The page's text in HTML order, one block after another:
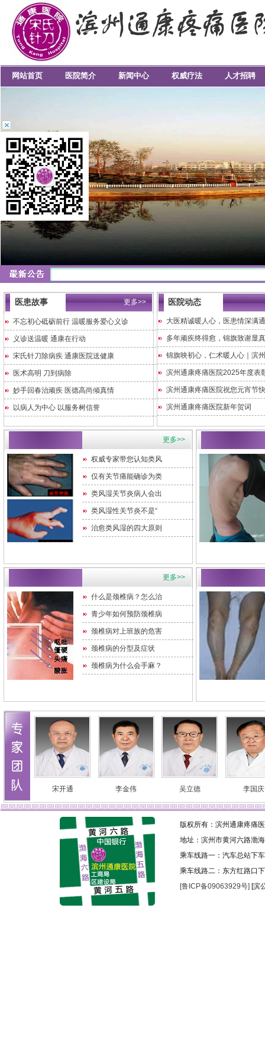
网站首页 医院简介 新闻中心 权威疗法 人才招聘
医患故事 更多>>
不忘初心砥砺前行 温暖服务爱心义诊
义诊送温暖 通康在行动
宋氏针刀除病疾 通康医院送健康
医术高明 刀到病除
妙手回春治顽疾 医德高尚倾真情
以病人为中心 以服务树信誉
医院动态
大医精诚暖人心，医患情深满
多年顽疾终得愈，锦旗致谢显
锦旗映初心，仁术暖人心｜滨
滨州通康疼痛医院2025年度表
滨州通康疼痛医院祝您元宵节
滨州通康疼痛医院新年贺词
更多>>
权威专家带您认知类风
仅有关节痛能确诊为类
类风湿关节炎病人会出
类风湿性关节炎不是“
治愈类风湿的四大原则
更多>>
什么是颈椎病？怎么治
青少年如何预防颈椎病
颈椎病对上班族的危害
颈椎病的分型及症状
颈椎病为什么会手麻？
宋开通 李金伟 吴立德 李国庆
版权所有：滨州通康疼痛
地址：滨州市黄河六路渤
乘车线路一：汽车总站下
乘车线路二：东方红路口
[鲁ICP备09063929号] [滨